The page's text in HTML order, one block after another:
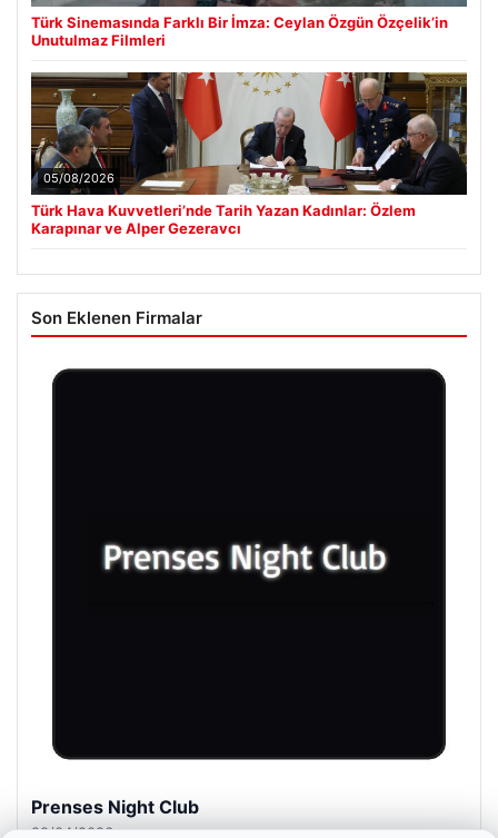
Türk Sinemasında Farklı Bir İmza: Ceylan Özgün Özçelik’in
Unutulmaz Filmleri
05/08/2026
Türk Hava Kuvvetleri’nde Tarih Yazan Kadınlar: Özlem
Karapınar ve Alper Gezeravcı
Son Eklenen Firmalar
Prenses Night Club
29/04/2026